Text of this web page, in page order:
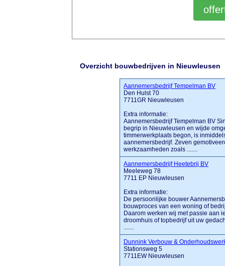
Overzicht bouwbedrijven in Nieuwleusen
Aannemersbedrijf Tempelman BV
Den Hulst 70
7711GR Nieuwleusen
Extra informatie:
Aannemersbedrijf Tempelman BV
begrip in Nieuwleusen en wijde
timmerwerkplaats begon, is
aannemersbedrijf. Zeven
werkzaamheden zoals .......
Aannemersbedrijf Heetebrij BV
Meeleweg 78
7711 EP Nieuwleusen
Extra informatie:
De persoonlijke bouwer
bouwproces van een woning of
Daarom werken wij met passie aan
droomhuis of topbedrijf uit uw
.......
Dunnink Verbouw &
Stationsweg 5
7711EW Nieuwleusen